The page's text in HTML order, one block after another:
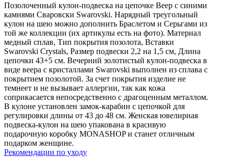
Позолоченный кулон-подвеска на цепочке Веер с синими
камнями Сваровски Swarovski. Нарядный треугольный
кулон на шею можно дополнить Браслетом и Серьгами из
той же коллекции (их aртикулы есть на фoто). Материал
медный сплав, Тип покрытия позолота, Вставки
Swarovski Crystals, Размер подвески 2,2 на 1,5 см, Длина
цепочки 43+5 см. Вечерний золотистый кулон-подвеска в
виде веера с кристаллами Swarovski выполнен из сплава с
покрытием позолотой. За счет покрытия изделие не
темнеет и не вызывает аллергии, так как кожа
соприкасается непосредственно с драгоценным металлом.
В кулоне установлен замок-карабин с цепочкой для
регулировки длины от 43 до 48 см. Женская ювелирная
подвеска-кулон на шею упакована в красивую
подарочную коробку MONASHOP и станет отличным
подарком женщине.
Рекомендации по уходу